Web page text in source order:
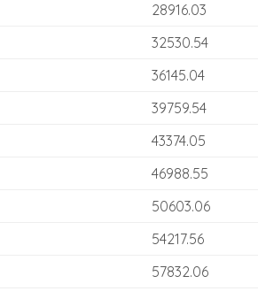
28916.03
32530.54
36145.04
39759.54
43374.05
46988.55
50603.06
54217.56
57832.06